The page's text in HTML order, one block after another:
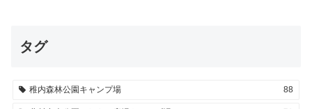
タグ
稚内森林公園キャンプ場 88